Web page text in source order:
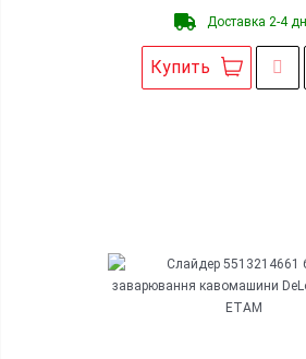
Доставка 2-4
Купить